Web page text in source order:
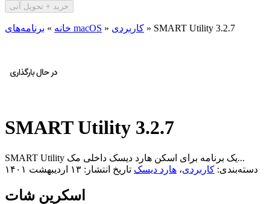
خرید + تحویل آنی
خانه » برنامه‌های macOS » کاربردی » SMART Utility 3.2.7
SMART Utility 3.2.7
SMART Utility یک برنامه برای اسکن هارد دیسک داخلی مک...
دسته‌بندی: کاربردی، هارد دیسک تاریخ انتشار: ۱۳ اردیبهشت ۱۴۰۱
اسکرین شات